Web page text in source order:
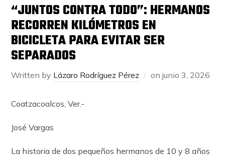
“JUNTOS CONTRA TODO”: HERMANOS
RECORREN KILÓMETROS EN
BICICLETA PARA EVITAR SER
SEPARADOS
Written by Lázaro Rodríguez Pérez onjunio 3, 2026
Coatzacoalcos, Ver.-
José Vargas
La historia de dos pequeños hermanos de 10 y 8 años